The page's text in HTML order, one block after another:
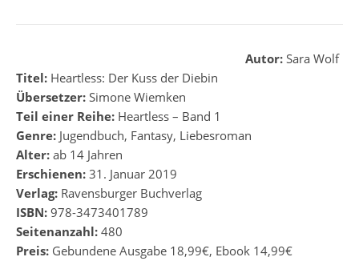
Autor: Sara Wolf
Titel: Heartless: Der Kuss der Diebin
Übersetzer: Simone Wiemken
Teil einer Reihe: Heartless – Band 1
Genre: Jugendbuch, Fantasy, Liebesroman
Alter: ab 14 Jahren
Erschienen: 31. Januar 2019
Verlag: Ravensburger Buchverlag
ISBN: 978-3473401789
Seitenanzahl: 480
Preis: Gebundene Ausgabe 18,99€, Ebook 14,99€